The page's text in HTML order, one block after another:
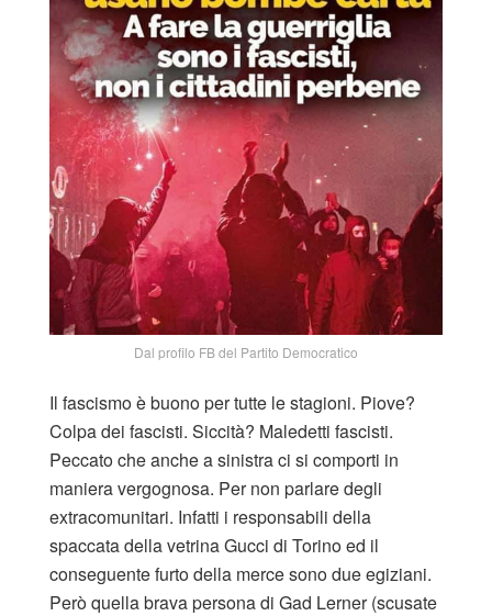
Dal profilo FB del Partito Democratico
Il fascismo è buono per tutte le stagioni. Piove?
Colpa dei fascisti. Siccità? Maledetti fascisti.
Peccato che anche a sinistra ci si comporti in
maniera vergognosa. Per non parlare degli
extracomunitari. Infatti i responsabili della
spaccata della vetrina Gucci di Torino ed il
conseguente furto della merce sono due egiziani.
Però quella brava persona di Gad Lerner (scusate